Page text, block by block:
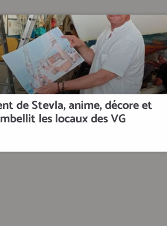
de Stevla, anime, décore et
les locaux des VG